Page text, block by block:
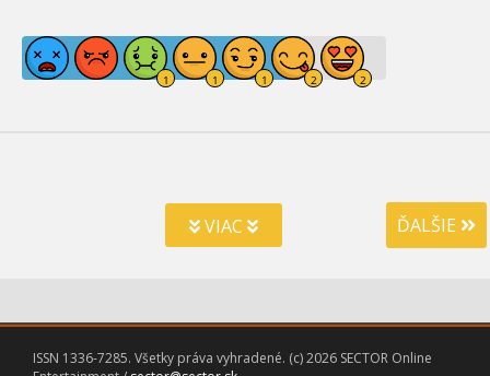
VIAC ĎALŠIE
ISSN 1336-7285. Všetky práva vyhradené. (c) 2026 SECTOR Online